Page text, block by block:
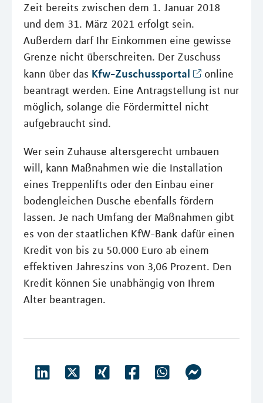
Zeit bereits zwischen dem 1. Januar 2018
und dem 31. März 2021 erfolgt sein.
Außerdem darf Ihr Einkommen eine gewisse
Grenze nicht überschreiten. Der Zuschuss
kann über das Kfw-Zuschussportal
online
beantragt werden. Eine Antragstellung ist nur
möglich, solange die Fördermittel nicht
aufgebraucht sind.
Wer sein Zuhause altersgerecht umbauen
will, kann Maßnahmen wie die Installation
eines Treppenlifts oder den Einbau einer
bodengleichen Dusche ebenfalls fördern
lassen. Je nach Umfang der Maßnahmen gibt
es von der staatlichen KfW-Bank dafür einen
Kredit von bis zu 50.000 Euro ab einem
effektiven Jahreszins von 3,06 Prozent. Den
Kredit können Sie unabhängig von Ihrem
Alter beantragen.